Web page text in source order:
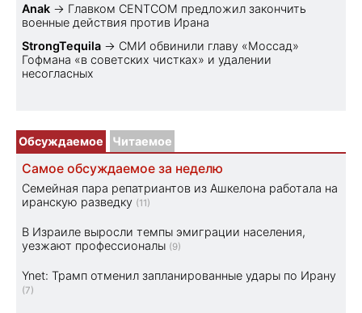
Anak → Главком CENTCOM предложил закончить
военные действия против Ирана
StrongTequila → СМИ обвинили главу «Моссад»
Гофмана «в советских чистках» и удалении
несогласных
Обсуждаемое Читаемое
Самое обсуждаемое за неделю
Семейная пара репатриантов из Ашкелона работала на
иранскую разведку (11)
В Израиле выросли темпы эмиграции населения,
уезжают профессионалы (9)
Ynet: Трамп отменил запланированные удары по Ирану
(7)